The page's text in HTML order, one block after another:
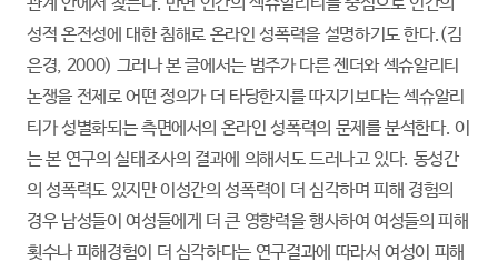
성적 온전성에 대한 침해로 온라인 성폭력을 설명하기도 한다.(김
은경, 2000) 그러나 본 글에서는 범주가 다른 젠더와 섹슈알리티
논쟁을 전제로 어떤 정의가 더 타당한지를 따지기보다는 섹슈알리
티가 성별화되는 측면에서의 온라인 성폭력의 문제를 분석한다. 이
는 본 연구의 실태조사의 결과에 의해서도 드러나고 있다. 동성간
의 성폭력도 있지만 이성간의 성폭력이 더 심각하며 피해 경험의
경우 남성들이 여성들에게 더 큰 영향력을 행사하여 여성들의 피해
횟수나 피해경험이 더 심각하다는 연구결과에 따라서 여성이 피해